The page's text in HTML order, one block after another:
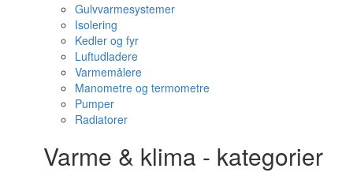
Gulvvarmesystemer
Isolering
Kedler og fyr
Luftudladere
Varmemålere
Manometre og termometre
Pumper
Radiatorer
Varme & klima - kategorier